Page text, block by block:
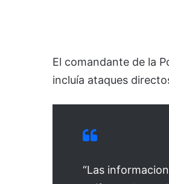
El comandante de la
incluía ataques
“Las